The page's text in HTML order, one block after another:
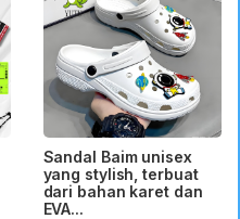
Sandal Baim unisex
yang stylish, terbuat
dari bahan karet dan
EVA...